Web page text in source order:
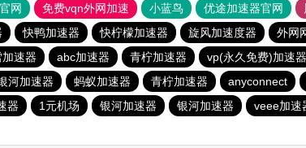
网 免费vqn外网加速 小蓝鸟 优途加速器官网
快鸭加速器 快柠檬加速器 旋风加速度器 外网
速器 abc加速器 青柠加速器 vp(永久免费)加速器
河加速器 蚂蚁加速器 青柠加速器 anyconnect
器 1元机场 银河加速器 银河加速器 veee加速